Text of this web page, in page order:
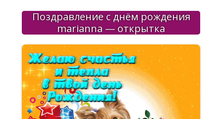
Поздравление с днём рождения
marianna — открытка